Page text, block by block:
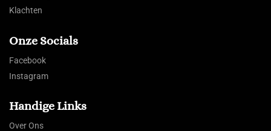
Klachten
Onze Socials
Facebook
Instagram
Handige Links
Over Ons